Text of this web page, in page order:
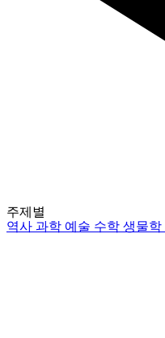
주제별
역사과학 예술 수학생물학